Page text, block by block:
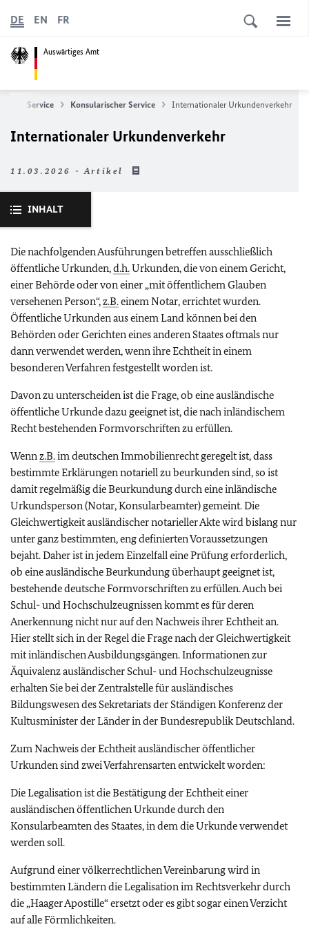
Auswärtiges Amt
DE EN FR
Service Konsularischer Service Internationaler Urkundenverkehr
Internationaler Urkundenverkehr
11.03.2026 - Artikel
INHALT
Die nachfolgenden Ausführungen betreffen ausschließlich
öffentliche Urkunden,d.h.Urkunden, die von einem Gericht,
einer Behörde oder von einer „mit öffentlichem Glauben
versehenen Person“,z.B.einem Notar, errichtet wurden.
Öffentliche Urkunden aus einem Land können bei den
Behörden oder Gerichten eines anderen Staates oftmals nur
dann verwendet werden, wenn ihre Echtheit in einem
besonderen Verfahren festgestellt worden ist.
Davon zu unterscheiden ist die Frage, ob eine ausländische
öffentliche Urkunde dazu geeignet ist, die nach inländischem
Recht bestehenden Formvorschriften zu erfüllen.
Wennz.B.im deutschen Immobilienrecht geregelt ist, dass
bestimmte Erklärungen notariell zu beurkunden sind, so ist
damit regelmäßig die Beurkundung durch eine inländische
Urkundsperson (Notar, Konsularbeamter) gemeint. Die
Gleichwertigkeit ausländischer notarieller Akte wird bislang nur
unter ganz bestimmten, eng definierten Voraussetzungen
bejaht. Daher ist in jedem Einzelfall eine Prüfung erforderlich,
ob eine ausländische Beurkundung überhaupt geeignet ist,
bestehende deutsche Formvorschriften zu erfüllen. Auch bei
Schul- und Hochschulzeugnissen kommt es für deren
Anerkennung nicht nur auf den Nachweis ihrer Echtheit an.
Hier stellt sich in der Regel die Frage nach der Gleichwertigkeit
mit inländischen Ausbildungsgängen. Informationen zur
Äquivalenz ausländischer Schul- und Hochschulzeugnisse
erhalten Sie bei der Zentralstelle für ausländisches
Bildungswesen des Sekretariats der Ständigen Konferenz der
Kultusminister der Länder in der Bundesrepublik Deutschland.
Zum Nachweis der Echtheit ausländischer öffentlicher
Urkunden sind zwei Verfahrensarten entwickelt worden:
Die Legalisation ist die Bestätigung der Echtheit einer
ausländischen öffentlichen Urkunde durch den
Konsularbeamten des Staates, in dem die Urkunde verwendet
werden soll.
Aufgrund einer völkerrechtlichen Vereinbarung wird in
bestimmten Ländern die Legalisation im Rechtsverkehr durch
die „Haager Apostille“ ersetzt oder es gibt sogar einen Verzicht
auf alle Förmlichkeiten.